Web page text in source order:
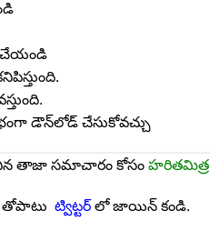
చేయండి
డౌన్‌లోడ్ చేసుకోవచ్చు
తాజా సమాచారం కోసం హరితమిత్ర
తోపాటు ట్విట్టర్ లో జాయిన్ కండి.